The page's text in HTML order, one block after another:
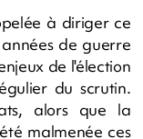
à diriger ce
de guerre
de l'élection
du scrutin.
alors que la
malmenée ces